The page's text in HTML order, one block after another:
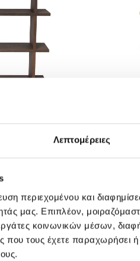
Λεπτομέρειες
περιεχομένου και
μας. Επιπλέον,
κοινωνικών μέσων,
τους έχετε παραχωρήσει ή
- 2x4-Dark